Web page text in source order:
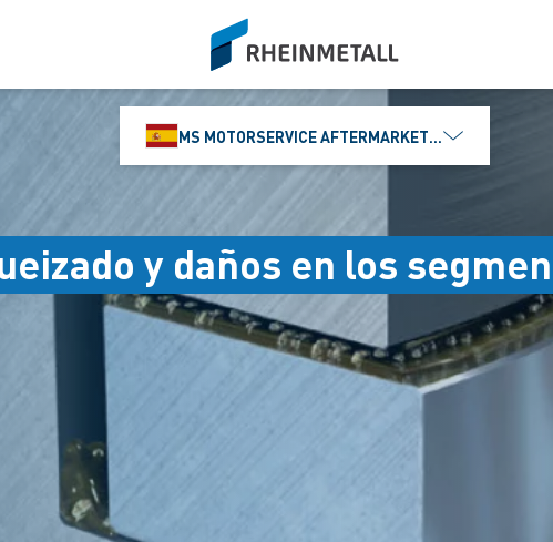
siteLogo
MS MOTORSERVICE AFTERMARKET IBÉRICA, S.L
y daños en los